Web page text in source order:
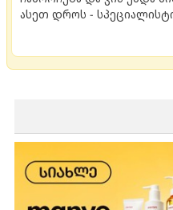
ასეთ დროს -